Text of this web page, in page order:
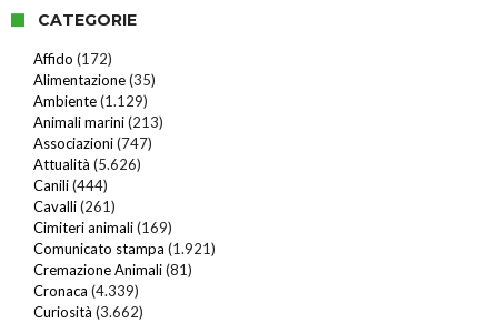
CATEGORIE
Affido (172)
Alimentazione(35)
Ambiente(1.129)
Animali marini(213)
Associazioni(747)
Attualità (5.626)
Canili(444)
Cavalli(261)
Cimiteri animali(169)
Comunicato stampa (1.921)
Cremazione Animali(81)
Cronaca (4.339)
Curiosità (3.662)